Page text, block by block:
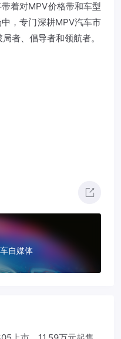
着对MPV价格带和车型
，专门深耕MPV汽车市
者、倡导者和领航者。
自媒体